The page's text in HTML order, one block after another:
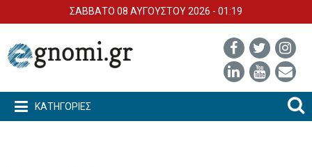
ΣΑΒΒΑΤΟ 08 ΑΥΓΟΥΣΤΟΥ 2026 - 01:19
ΚΑΤΗΓΟΡΙΕΣ